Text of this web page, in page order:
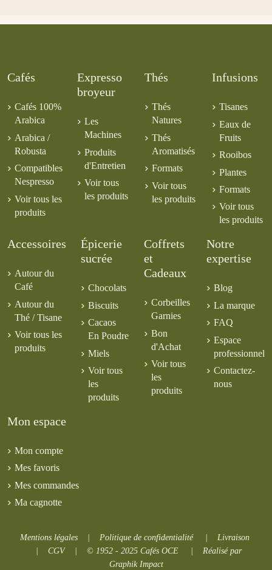
lavé Chapada
Palanda CE
Orange
Amande -
5,00 €
Cafés
Cafés 100%
Arabica
Arabica /
Robusta
Compatibles
Nespresso
Voir tous les
produits
Expresso
broyeur
Les
Machines
Produits
d'Entretien
Voir tous
les produits
Thés
Thés
Natures
Thés
Aromatisés
Formats
Voir tous
les produits
Infusions
Tisanes
Eaux de
Fruits
Rooibos
Plantes
Formats
Voir tous
les produits
Accessoires
Autour du
Café
Autour du
Thé / Tisane
Voir tous les
produits
Épicerie
sucrée
Chocolats
Biscuits
Cacaos
En Poudre
Miels
Voir tous
les
produits
Coffrets
et
Cadeaux
Corbeilles
Garnies
Bon
d'Achat
Voir tous
les
produits
Notre
expertise
Blog
La marque
FAQ
Espace
professionnel
Contactez-
nous
Mon espace
Mon compte
Mes favoris
Mes commandes
Ma cagnotte
Mentions légales Politique de confidentialité| Livraison
CGV| © 1952 - 2025 Cafés OCE| Réalisé par
Graphik Impact